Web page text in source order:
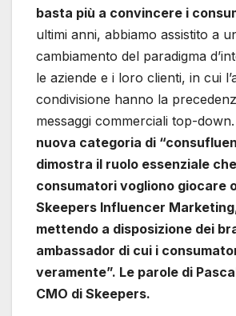
basta più a convincere i
ultimi anni, abbiamo assistito a
cambiamento del paradigma
le aziende e i loro clienti, in cui
condivisione hanno la
messaggi commerciali top-down.
nuova categoria di
dimostra il ruolo essenziale
consumatori vogliono giocare
Skeepers Influencer
mettendo a disposizione dei
ambassador di cui i
veramente”. Le parole di
CMO di Skeepers.